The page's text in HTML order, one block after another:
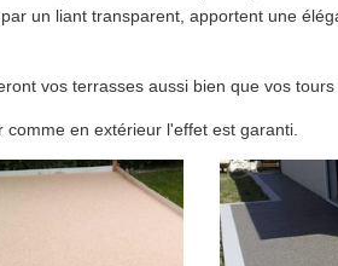
un liant transparent, apportent une
vos terrasses aussi bien que vos
comme en extérieur l'effet est garanti.